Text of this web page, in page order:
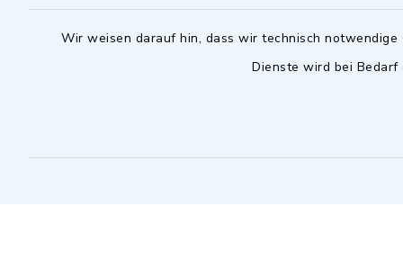
Wir weisen darauf hin, dass wir technisch
Dienste wird bei
Notfallnummer Bauhof
möglich -